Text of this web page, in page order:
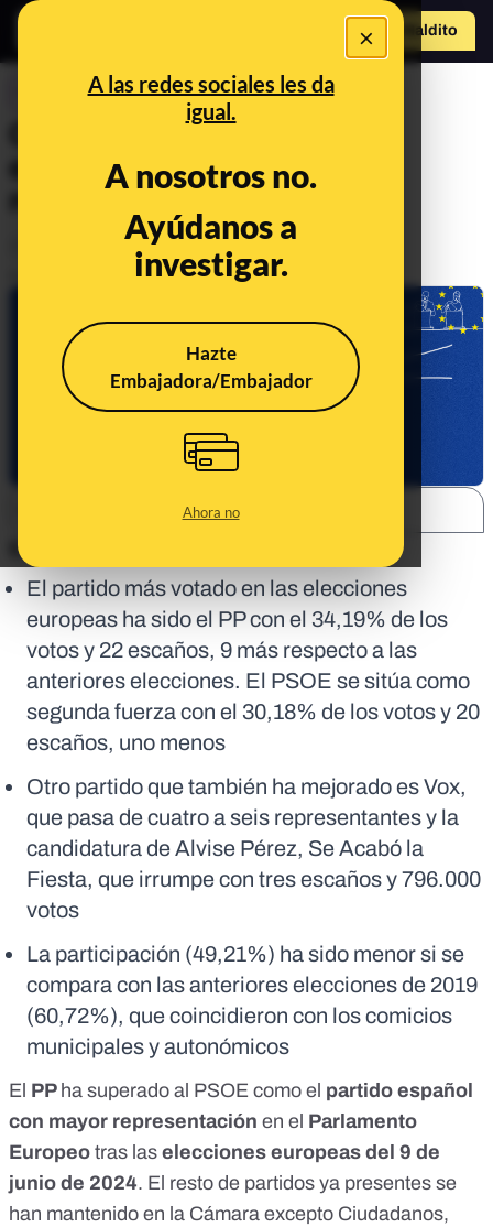
×
A las redes sociales les da
igual.
A nosotros no.
Ayúdanos a
investigar.
Hazte
Embajadora/Embajador
Ahora no
Hazte Maldito
CONTROL DEL PODER
Claves de las elecciones
europeas 2024: datos y
resultados en España
Jun 10, 2024, 12:33:59 AM
En corto:
El partido más votado en las elecciones
europeas ha sido el PP con el 34,19% de los
votos y 22 escaños, 9 más respecto a las
anteriores elecciones. El PSOE se sitúa como
segunda fuerza con el 30,18% de los votos y 20
escaños, uno menos
Otro partido que también ha mejorado es Vox,
que pasa de cuatro a seis representantes y la
candidatura de Alvise Pérez, Se Acabó la
Fiesta, que irrumpe con tres escaños y 796.000
votos
La participación (49,21%) ha sido menor si se
compara con las anteriores elecciones de 2019
(60,72%), que coincidieron con los comicios
municipales y autonómicos
El PP ha superado al PSOE como el partido español
con mayor representación en el Parlamento
Europeo tras las elecciones europeas del 9 de
junio de 2024. El resto de partidos ya presentes se
han mantenido en la Cámara excepto Ciudadanos,